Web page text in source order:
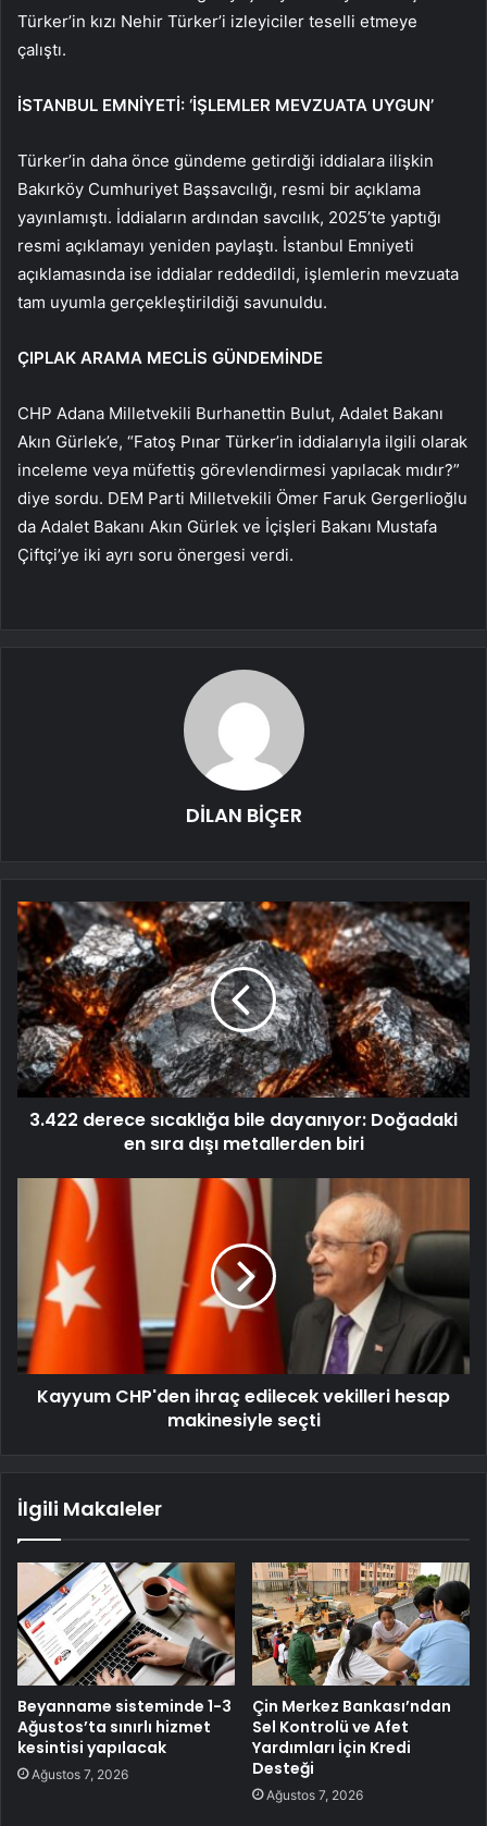
Türker’in kızı Nehir Türker’i izleyiciler teselli etmeye
çalıştı.
İSTANBUL EMNİYETİ: ‘İŞLEMLER MEVZUATA UYGUN’
Türker’in daha önce gündeme getirdiği iddialara ilişkin
Bakırköy Cumhuriyet Başsavcılığı, resmi bir açıklama
yayınlamıştı. İddiaların ardından savcılık, 2025’te yaptığı
resmi açıklamayı yeniden paylaştı. İstanbul Emniyeti
açıklamasında ise iddialar reddedildi, işlemlerin mevzuata
tam uyumla gerçekleştirildiği savunuldu.
ÇIPLAK ARAMA MECLİS GÜNDEMİNDE
CHP Adana Milletvekili Burhanettin Bulut, Adalet Bakanı
Akın Gürlek’e, “Fatoş Pınar Türker’in iddialarıyla ilgili olarak
inceleme veya müfettiş görevlendirmesi yapılacak mıdır?”
diye sordu. DEM Parti Milletvekili Ömer Faruk Gergerlioğlu
da Adalet Bakanı Akın Gürlek ve İçişleri Bakanı Mustafa
Çiftçi’ye iki ayrı soru önergesi verdi.
DİLAN BİÇER
3.422 derece sıcaklığa bile dayanıyor: Doğadaki
en sıra dışı metallerden biri
Kayyum CHP'den ihraç edilecek vekilleri hesap
makinesiyle seçti
İlgili Makaleler
Beyanname sisteminde 1-3
Ağustos’ta sınırlı hizmet
kesintisi yapılacak
Ağustos 7, 2026
Çin Merkez Bankası’ndan
Sel Kontrolü ve Afet
Yardımları İçin Kredi
Desteği
Ağustos 7, 2026